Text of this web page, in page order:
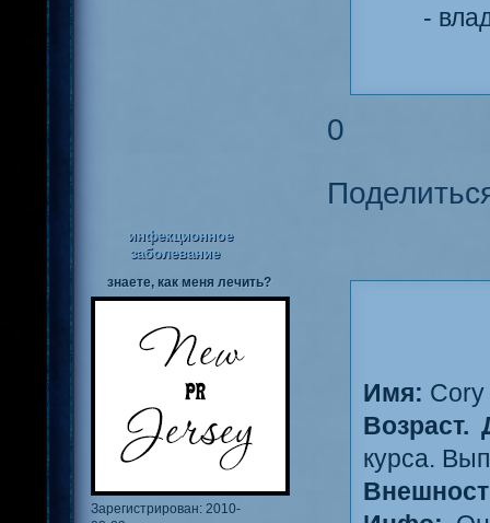
-
0
инфекционное
заболевание
знаете, как меня лечить?
Зарегистрирован: 2010-
Имя:
Возраст.
курса.